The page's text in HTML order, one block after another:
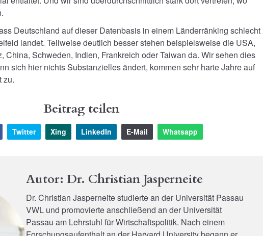
Deutschland auf dieser Datenbasis in einem Länderränking schlecht
landet. Teilweise deutlich besser stehen beispielsweise die USA,
China, Schweden, Indien, Frankreich oder Taiwan da. Wir sehen dies
sich hier nichts Substanzielles ändert, kommen sehr harte Jahre auf
zu.
Beitrag teilen
Twitter Xing LinkedIn E-Mail Whatsapp
Autor: Dr. Christian Jasperneite
Dr. Christian Jasperneite studierte an der Universität Passau
VWL und promovierte anschließend an der Universität
Passau am Lehrstuhl für Wirtschaftspolitik. Nach einem